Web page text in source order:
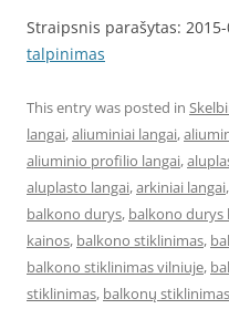
Straipsnis parašytas: 2015-
talpinimas
This entry was posted in
langai,aliuminiai langai,
aliuminio profilio langai,
aluplasto langai,arkiniai langai,
balkono durys, balkono durys
kainos, balkono stiklinimas,
balkono stiklinimas vilniuje,
stiklinimas, balkonų